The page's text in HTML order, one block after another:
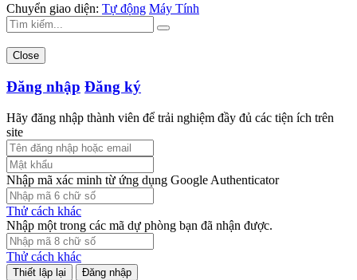
Chuyển giao diện: Tự động Máy Tính
Close
Đăng nhập Đăng ký
Hãy đăng nhập thành viên để trải nghiệm đầy đủ các tiện ích trên
site
Nhập mã xác minh từ ứng dụng Google Authenticator
Thử cách khác
Nhập một trong các mã dự phòng bạn đã nhận được.
Thử cách khác
Đăng nhập